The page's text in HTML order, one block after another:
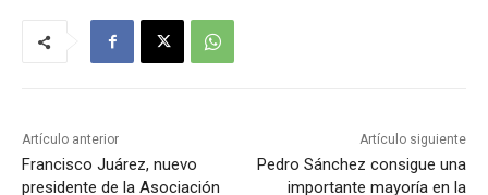
Artículo anterior
Francisco Juárez, nuevo
presidente de la Asociación
Artículo siguiente
Pedro Sánchez consigue una
importante mayoría en la